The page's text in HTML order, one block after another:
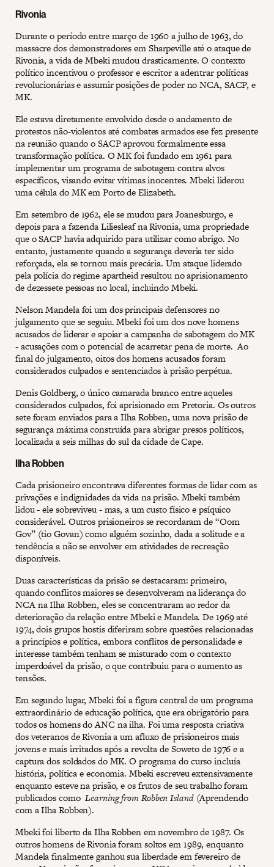
Rivonia
Durante o período entre março de 1960 a julho de 1963, do
massacre dos demonstradores em Sharpeville até o ataque de
Rivonia, a vida de Mbeki mudou drasticamente. O contexto
político incentivou o professor e escritor a adentrar políticas
revolucionárias e assumir posições de poder no NCA, SACP, e
MK.
Ele estava diretamente envolvido desde o andamento de
protestos não-violentos até combates armados ese fez presente
na reunião quando o SACP aprovou formalmente essa
transformação política. O MK foi fundado em 1961 para
implementar um programa de sabotagem contra alvos
específicos, visando evitar vítimas inocentes. Mbeki liderou
uma célula do MK em Porto de Elizabeth.
Em setembro de 1962, ele se mudou para Joanesburgo, e
depois para a fazenda Liliesleaf na Rivonia, uma propriedade
que o SACP havia adquirido para utilizar como abrigo. No
entanto, justamente quando a segurança deveria ter sido
reforçada, ela se tornou mais precária. Um ataque liderado
pela polícia do regime apartheid resultou no aprisionamento
de dezessete pessoas no local, incluindo Mbeki.
Nelson Mandela foi um dos principais defensores no
julgamento que se seguiu. Mbeki foi um dos nove homens
acusados de liderar e apoiar a campanha de sabotagem do MK
- acusações com o potencial de acarretar pena de morte. Ao
final do julgamento, oitos dos homens acusados foram
considerados culpados e sentenciados à prisão perpétua.
Denis Goldberg, o único camarada branco entre aqueles
considerados culpados, foi aprisionado em Pretoria. Os outros
sete foram enviados para a Ilha Robben, uma nova prisão de
segurança máxima construída para abrigar presos políticos,
localizada a seis milhas do sul da cidade de Cape.
Ilha Robben
Cada prisioneiro encontrava diferentes formas de lidar com as
privações e indignidades da vida na prisão. Mbeki também
lidou - ele sobreviveu - mas, a um custo físico e psíquico
considerável. Outros prisioneiros se recordaram de “Oom
Gov” (tio Govan) como alguém sozinho, dada a solitude e a
tendência a não se envolver em atividades de recreação
disponíveis.
Duas características da prisão se destacaram: primeiro,
quando conflitos maiores se desenvolveram na liderança do
NCA na Ilha Robben, eles se concentraram ao redor da
deterioração da relação entre Mbeki e Mandela. De 1969 até
1974, dois grupos hostis diferiram sobre questões relacionadas
a princípios e política, embora conflitos de personalidade e
interesse também tenham se misturado com o contexto
imperdoável da prisão, o que contribuiu para o aumento as
tensões.
Em segundo lugar, Mbeki foi a figura central de um programa
extraordinário de educação política, que era obrigatório para
todos os homens do ANC na ilha. Foi uma resposta criativa
dos veteranos de Rivonia a um afluxo de prisioneiros mais
jovens e mais irritados após a revolta de Soweto de 1976 e a
captura dos soldados do MK. O programa do curso incluía
história, política e economia. Mbeki escreveu extensivamente
enquanto esteve na prisão, e os frutos de seu trabalho foram
publicados comoLearning from Robben Island(Aprendendo
com a Ilha Robben).
Mbeki foi liberto da Ilha Robben em novembro de 1987. Os
outros homens de Rivonia foram soltos em 1989, enquanto
Mandela finalmente ganhou sua liberdade em fevereiro de